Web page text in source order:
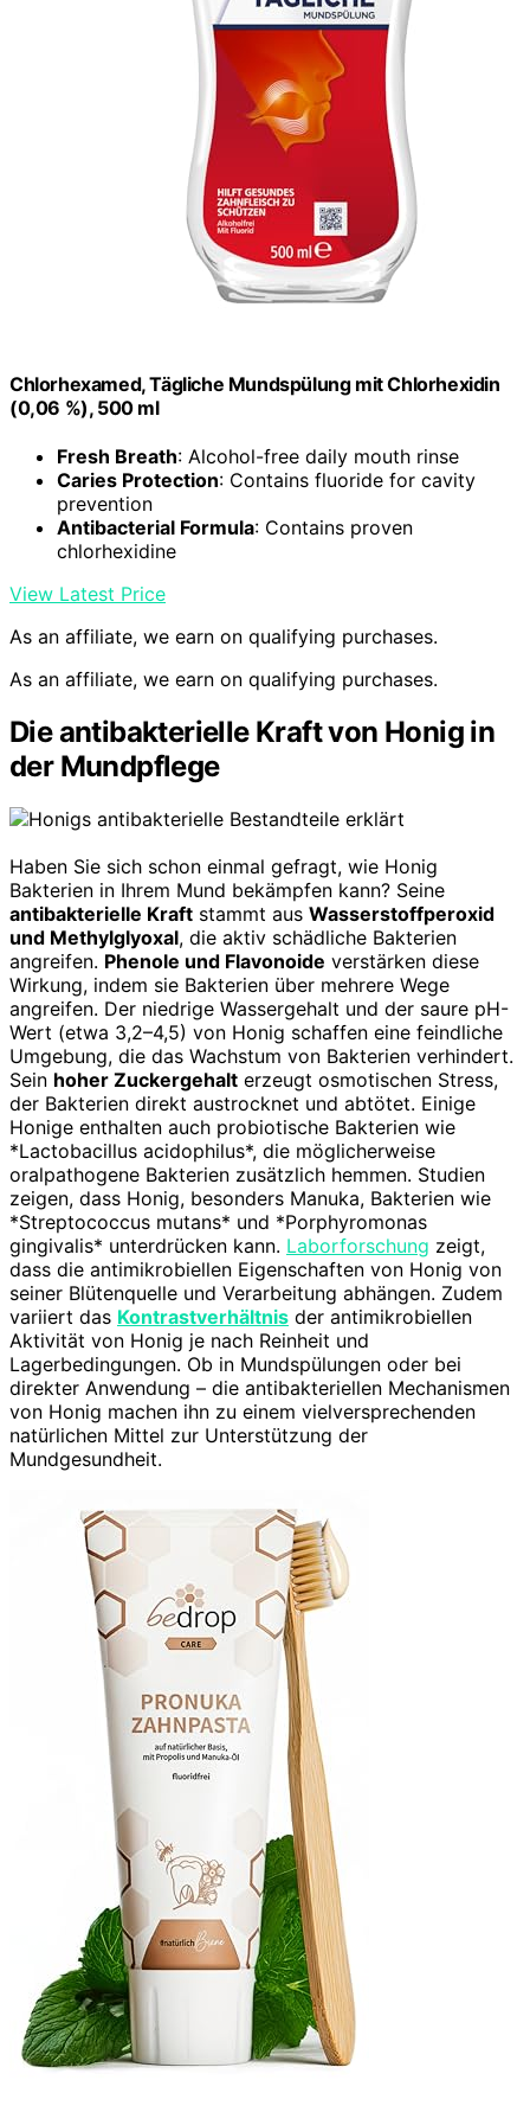
Chlorhexamed, Tägliche Mundspülung mit Chlorhexidin
(0,06 %), 500 ml
Fresh Breath: Alcohol-free daily mouth rinse
Caries Protection: Contains fluoride for cavity
prevention
Antibacterial Formula: Contains proven
chlorhexidine
View Latest Price
As an affiliate, we earn on qualifying purchases.
As an affiliate, we earn on qualifying purchases.
Die antibakterielle Kraft von Honig in
der Mundpflege
Haben Sie sich schon einmal gefragt, wie Honig
Bakterien in Ihrem Mund bekämpfen kann? Seine
antibakterielle Kraft stammt aus Wasserstoffperoxid
und Methylglyoxal, die aktiv schädliche Bakterien
angreifen. Phenole und Flavonoide verstärken diese
Wirkung, indem sie Bakterien über mehrere Wege
angreifen. Der niedrige Wassergehalt und der saure pH-
Wert (etwa 3,2–4,5) von Honig schaffen eine feindliche
Umgebung, die das Wachstum von Bakterien verhindert.
Sein hoher Zuckergehalt erzeugt osmotischen Stress,
der Bakterien direkt austrocknet und abtötet. Einige
Honige enthalten auch probiotische Bakterien wie
*Lactobacillus acidophilus*, die möglicherweise
oralpathogene Bakterien zusätzlich hemmen. Studien
zeigen, dass Honig, besonders Manuka, Bakterien wie
*Streptococcus mutans* und *Porphyromonas
gingivalis* unterdrücken kann. Laborforschung zeigt,
dass die antimikrobiellen Eigenschaften von Honig von
seiner Blütenquelle und Verarbeitung abhängen. Zudem
variiert das Kontrastverhältnis der antimikrobiellen
Aktivität von Honig je nach Reinheit und
Lagerbedingungen. Ob in Mundspülungen oder bei
direkter Anwendung – die antibakteriellen Mechanismen
von Honig machen ihn zu einem vielversprechenden
natürlichen Mittel zur Unterstützung der
Mundgesundheit.